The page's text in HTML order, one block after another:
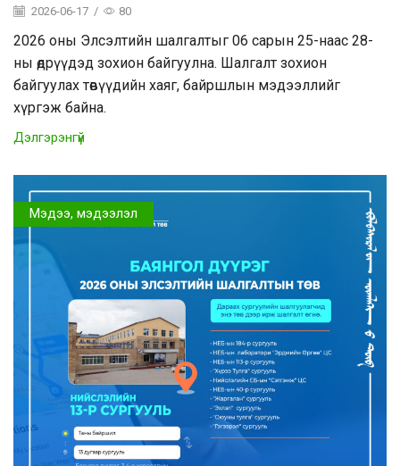
2026-06-17 / 80
2026 оны Элсэлтийн шалгалтыг 06 сарын 25-наас 28-
ны өдрүүдэд зохион байгуулна. Шалгалт зохион
байгуулах төвүүдийн хаяг, байршлын мэдээллийг
хүргэж байна.
Дэлгэрэнгүй
Мэдээ, мэдээлэл